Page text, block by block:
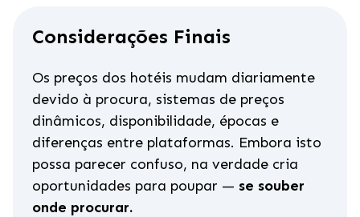
Considerações Finais
Os preços dos hotéis mudam diariamente
devido à procura, sistemas de preços
dinâmicos, disponibilidade, épocas e
diferenças entre plataformas. Embora isto
possa parecer confuso, na verdade cria
oportunidades para poupar — se souber
onde procurar.